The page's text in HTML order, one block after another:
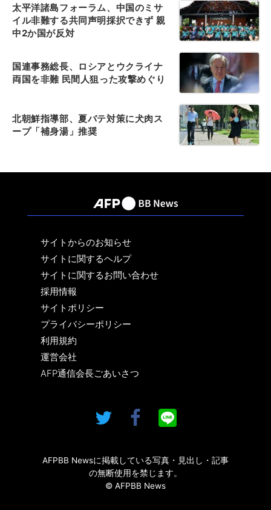
太平洋諸島フォーラム、中国のミサ
イル非難する共同声明採択できず 親
中2か国が反対
国連事務総長、ロシアとウクライナ
両国を非難 民間人狙った攻撃めぐり
北朝鮮指導部、夏バテ対策に犬肉ス
ープ「補身湯」推奨
サイトからのお知らせ
サイトに関するヘルプ
サイトに関するお問い合わせ
採用情報
サイトポリシー
プライバシーポリシー
利用規約
運営会社
AFP通信会長ごあいさつ
AFPBB Newsに掲載している写真・見出し・記事
の無断使用を禁じます。
© AFPBB News